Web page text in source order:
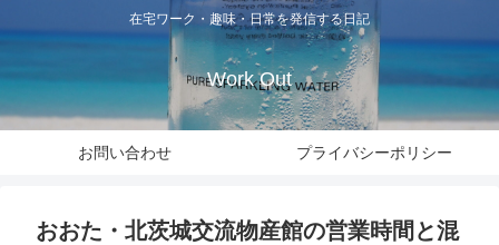
在宅ワーク・趣味・日常を発信する日記
Work Out
お問い合わせ プライバシーポリシー
おおた・北茨城交流物産館の営業時間と混